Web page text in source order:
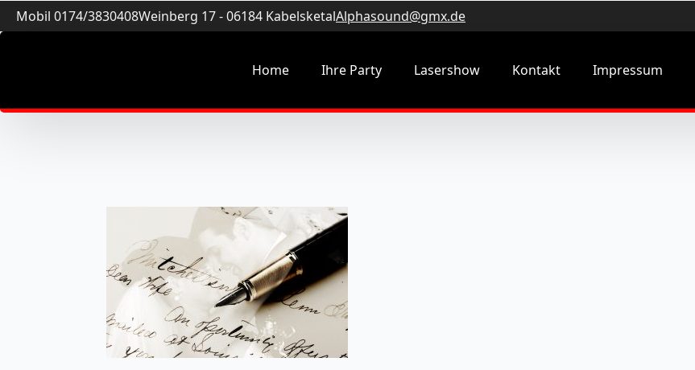
Mobil 0174/3830408Weinberg 17 - 06184 KabelsketalAlphasound@gmx.de
Home Ihre Party Lasershow Kontakt Impressum